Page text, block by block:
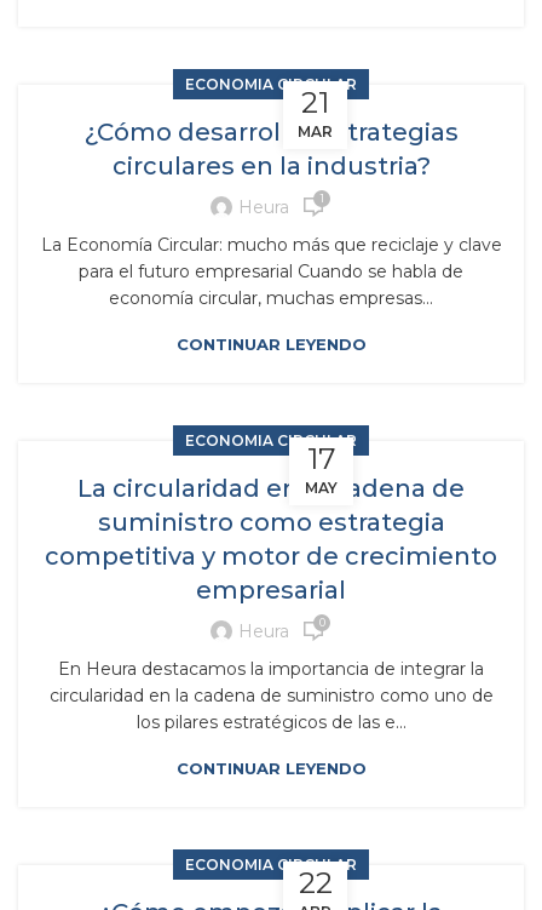
21
MAR
ECONOMIA CIRCULAR
¿Cómo desarrollar estrategias
circulares en la industria?
Heura 1
La Economía Circular: mucho más que reciclaje y clave
para el futuro empresarial Cuando se habla de
economía circular, muchas empresas...
CONTINUAR LEYENDO
17
MAY
ECONOMIA CIRCULAR
La circularidad en la cadena de
suministro como estrategia
competitiva y motor de crecimiento
empresarial
Heura 0
En Heura destacamos la importancia de integrar la
circularidad en la cadena de suministro como uno de
los pilares estratégicos de las e...
CONTINUAR LEYENDO
22
ECONOMIA CIRCULAR